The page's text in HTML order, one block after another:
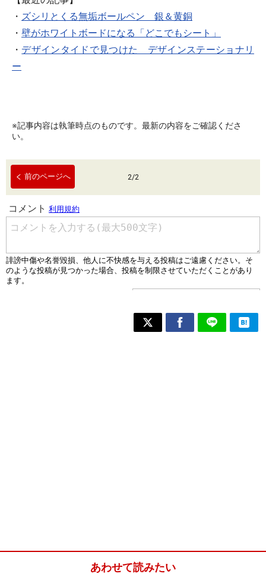
・ ズシリとくる無垢ボールペン 銀＆黄銅
・ 壁がホワイトボードになる「どこでもシート」
・ デザインタイドで見つけた デザインステーショナリ
ー
※記事内容は執筆時点のものです。最新の内容をご確認くださ
い。
前のページへ 2/2
あわせて読みたい